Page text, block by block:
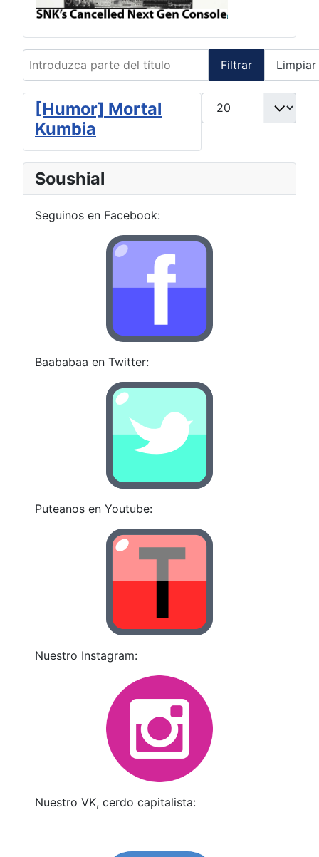
Introduzca parte del título
Filtrar Limpiar
Cantidad a mostrar
[Humor] Mortal
Kumbia
Soushial
Seguinos en Facebook:
Baababaa en Twitter:
Puteanos en Youtube:
Nuestro Instagram:
Nuestro VK, cerdo capitalista: